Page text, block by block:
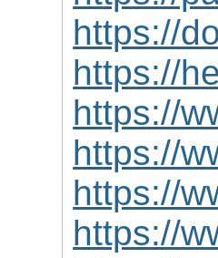
https://
https://
https://
https://
https://
https://